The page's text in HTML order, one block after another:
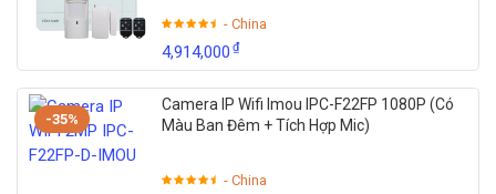
- China
4,914,000₫
-35%
Camera IP Wifi Imou IPC-F22FP 1080P (Có
Màu Ban Đêm + Tích Hợp Mic)
- China